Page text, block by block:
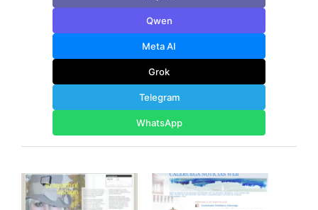
Qwen
Meta AI
Grok
Telegram
WhatsApp